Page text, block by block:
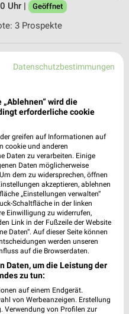
Uhr |
Geöffnet
3 Prospekte
Uhr | Geöffnet
Uhr | Geöffnet
Uhr | Geöffnet
Datenschutzbestimmungen
wird die
erforderliche cookie
greifen auf Informationen auf
cookie und anderen
Daten zu verarbeiten. Einige
Daten möglicherweise
dem zu widersprechen, öffnen
akzeptieren, ablehnen
„Einstellungen verwalten“
Schaltfläche in der linken
Einwilligung zu widerrufen,
Link in der Fußzeile der Website
Daten“. Auf dieser Seite können
werden unseren
auf die Browserdaten.
Daten, um die Leistung der
zu tun:
auf einem Endgerät.
von Werbeanzeigen. Erstellung
Verwendung von Profilen zur